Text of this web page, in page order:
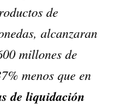
de
alcanzaran
millones de
menos que en
de liquidación